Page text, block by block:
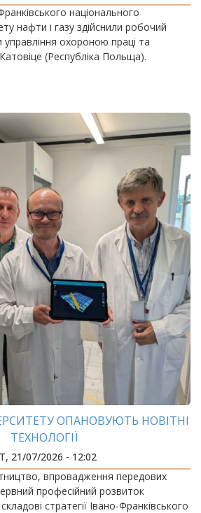
національного
нафти і газу здійснили робочий
охороною праці та
(Республіка Польща).
ОПАНОВУЮТЬ НОВІТНІ
ТЕХНОЛОГІЇ
21/07/2026 - 12:02
впровадження передових
професійний розвиток
стратегії Івано-Франківського